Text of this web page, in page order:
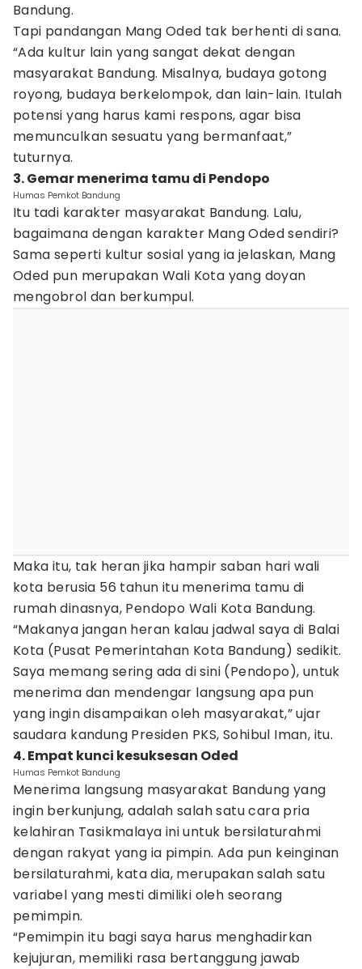
Bandung.
Tapi pandangan Mang Oded tak berhenti di sana.
“Ada kultur lain yang sangat dekat dengan
masyarakat Bandung. Misalnya, budaya gotong
royong, budaya berkelompok, dan lain-lain. Itulah
potensi yang harus kami respons, agar bisa
memunculkan sesuatu yang bermanfaat,”
tuturnya.
3. Gemar menerima tamu di Pendopo
Humas Pemkot Bandung
Itu tadi karakter masyarakat Bandung. Lalu,
bagaimana dengan karakter Mang Oded sendiri?
Sama seperti kultur sosial yang ia jelaskan, Mang
Oded pun merupakan Wali Kota yang doyan
mengobrol dan berkumpul.
Maka itu, tak heran jika hampir saban hari wali
kota berusia 56 tahun itu menerima tamu di
rumah dinasnya, Pendopo Wali Kota Bandung.
“Makanya jangan heran kalau jadwal saya di Balai
Kota (Pusat Pemerintahan Kota Bandung) sedikit.
Saya memang sering ada di sini (Pendopo), untuk
menerima dan mendengar langsung apa pun
yang ingin disampaikan oleh masyarakat,” ujar
saudara kandung Presiden PKS, Sohibul Iman, itu.
4. Empat kunci kesuksesan Oded
Humas Pemkot Bandung
Menerima langsung masyarakat Bandung yang
ingin berkunjung, adalah salah satu cara pria
kelahiran Tasikmalaya ini untuk bersilaturahmi
dengan rakyat yang ia pimpin. Ada pun keinginan
bersilaturahmi, kata dia, merupakan salah satu
variabel yang mesti dimiliki oleh seorang
pemimpin.
“Pemimpin itu bagi saya harus menghadirkan
kejujuran, memiliki rasa bertanggung jawab